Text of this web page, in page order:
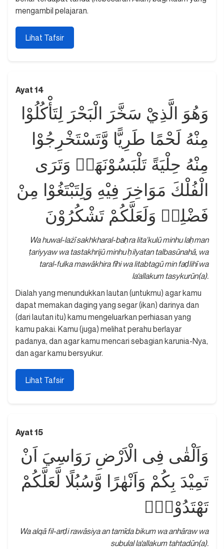
mengambil pelajaran.
Lihat Tafsir
Ayat 14
وَهُوَ الَّذِيْ سَخَّرَ الْبَحْرَ لِتَأْكُلُوْا
مِنْهُ لَحْمًا طَرِيًّا وَّتَسْتَخْرِجُوْا
مِنْهُ حِلْيَةً تَلْبَسُوْنَهَاۚ وَتَرَى
الْفُلْكَ مَوَاخِرَ فِيْهِ وَلِتَبْتَغُوْا مِنْ
فَضْلِهٖ وَلَعَلَّكُمْ تَشْكُرُوْنَ
Wa huwal-lażī sakhkharal-baḥra lita'kulū minhu laḥman
ṭariyyaw wa tastakhrijū minhu ḥilyatan talbasūnahā, wa
taral-fulka mawākhira fīhi wa litabtagū min faḍlihī wa
la‘allakum tasykurūn(a).
Dialah yang menundukkan lautan (untukmu) agar kamu
dapat memakan daging yang segar (ikan) darinya dan
(dari lautan itu) kamu mengeluarkan perhiasan yang
kamu pakai. Kamu (juga) melihat perahu berlayar
padanya, dan agar kamu mencari sebagian karunia-Nya,
dan agar kamu bersyukur.
Lihat Tafsir
Ayat 15
وَاَلْقٰى فِى الْاَرْضِ رَوَاسِيَ اَنْ
تَمِيْدَ بِكُمْ وَاَنْهٰرًا وَّسُبُلًا لَّعَلَّكُمْ
تَهْتَدُوْنَۙ
Wa alqā fil-arḍi rawāsiya an tamīda bikum wa anhāraw wa
subulal la‘allakum tahtadūn(a).